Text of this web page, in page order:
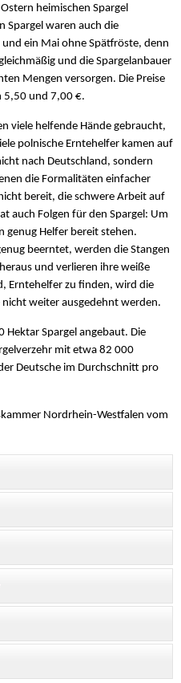
heimischen Spargel
Spargel waren auch die
ein Mai ohne Spätfröste, denn
und die Spargelanbauer
Mengen versorgen. Die Preise
5,50 und 7,00 €.
viele helfende Hände gebraucht,
polnische Erntehelfer kamen auf
nach Deutschland, sondern
die Formalitäten einfacher
bereit, die schwere Arbeit auf
auch Folgen für den Spargel: Um
genug Helfer bereit stehen.
beerntet, werden die Stangen
und verlieren ihre weiße
Erntehelfer zu finden, wird die
weiter ausgedehnt werden.
Spargel angebaut. Die
mit etwa 82 000
Deutsche im Durchschnitt pro
Nordrhein-Westfalen vom